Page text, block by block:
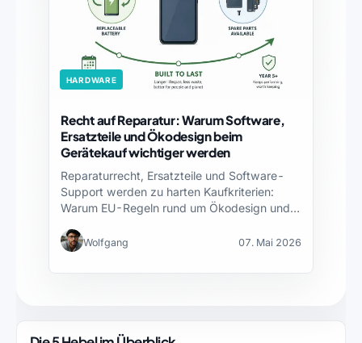
HARDWARE
Recht auf Reparatur: Warum Software,
Ersatzteile und Ökodesign beim
Gerätekauf wichtiger werden
Reparaturrecht, Ersatzteile und Software-
Support werden zu harten Kaufkriterien:
Warum EU-Regeln rund um Ökodesign und
Wolfgang 07. Mai 2026